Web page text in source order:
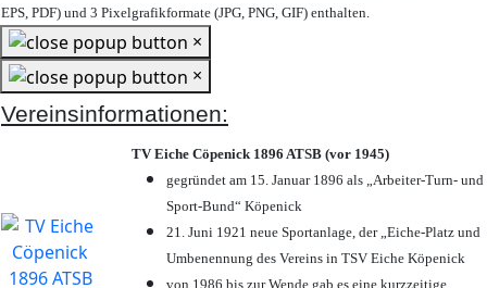
EPS, PDF) und 3 Pixelgrafikformate (JPG, PNG, GIF) enthalten.
×
×
Vereinsinformationen:
TV Eiche Cöpenick 1896 ATSB (vor 1945)
gegründet am 15. Januar 1896 als „Arbeiter-Turn- und
Sport-Bund“ Köpenick
21. Juni 1921 neue Sportanlage, der „Eiche-Platz und
Umbenennung des Vereins in TSV Eiche Köpenick
von 1986 bis zur Wende gab es eine kurzzeitige